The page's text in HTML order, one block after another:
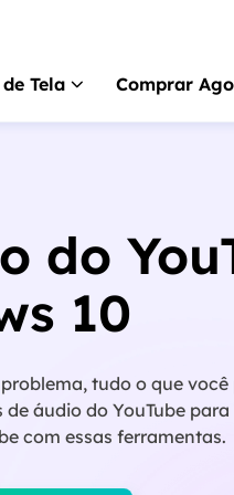
Tela
RecExpertspara
Gravador de tela
Gravador de tela
ScreenShot
Captura de tela no PC
Comprar
do
10
tudo o que
áudio do YouTube
com essas ferramentas.